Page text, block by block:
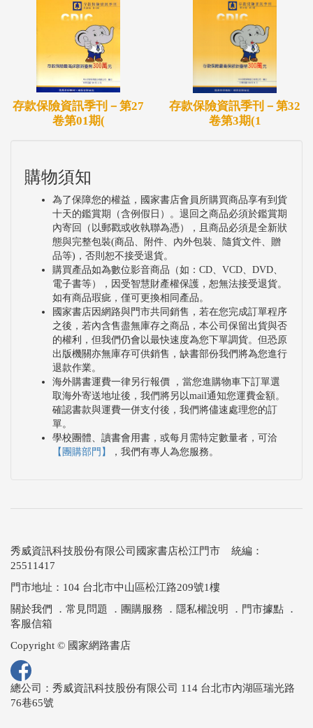
存款保險資訊季刊－第27
卷第01期(
存款保險資訊季刊－第32
卷第3期(1
購物須知
為了保障您的權益，國家書店會員所購買商品享有到貨
十天的鑑賞期（含例假日）。退回之商品必須於鑑賞期
內寄回（以郵戳或收執聯為憑），且商品必須是全新狀
態與完整包裝(商品、附件、內外包裝、隨貨文件、贈
品等)，否則恕不接受退貨。
購買產品如為數位影音商品（如：CD、VCD、DVD、
電子書等），因受智慧財產權保護，恕無法接受退貨。
如有商品瑕疵，僅可更換相同產品。
國家書店因網路與門市共同銷售，若在您完成訂單程序
之後，若內含售盡無庫存之商品，本公司保留出貨與否
的權利，但我們仍會以最快速度為您下單調貨。但恐原
出版機關亦無庫存可供銷售，缺書部份我們將為您進行
退款作業。
海外購書運費一律另行報價 ，當您進購物車下訂單選
取海外寄送地址後，我們將另以mail通知您運費金額。
確認書款與運費一併支付後，我們將儘速處理您的訂
單。
學校團體、讀書會用書，或每月需特定數量者，可洽
【團購部門】
，我們有專人為您服務。
秀威資訊科技股份有限公司國家書店松江門市 統編：
25511417
門市地址：104 台北市中山區松江路209號1樓
關於我們
． 常見問題 ． 團購服務 ． 隱私權說明 ． 門市據點 ．
客服信箱
Copyright © 國家網路書店
總公司：秀威資訊科技股份有限公司 114 台北市內湖區瑞光路
76巷65號